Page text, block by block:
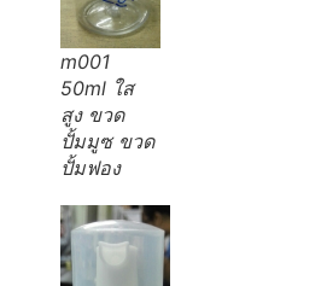
m001
50ml ใส
สูง ขวด
ปั้มมูซ ขวด
ปั้มฟอง